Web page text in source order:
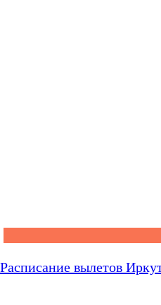
Расписание вылетов